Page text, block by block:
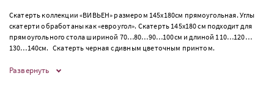
Скатерть коллекции «ВИВЬЕН» размером 145х180см прямоугольная. Углы
скатерти обработаны как «евроугол». Скатерть 145х180 см подходит для
прямоугольного стола шириной 70…80…90…100см и длиной 110…120…
130…140см. Скатерть черная с дивным цветочным принтом.
Развернуть